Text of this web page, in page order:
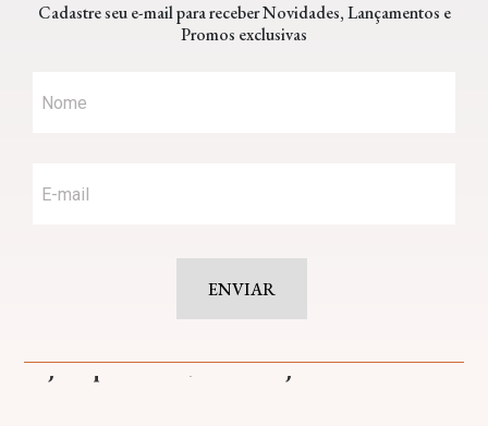
Cadastre seu e-mail para receber Novidades, Lançamentos e
Promos exclusivas
ENVIAR
Veja o que falam da nossa loja